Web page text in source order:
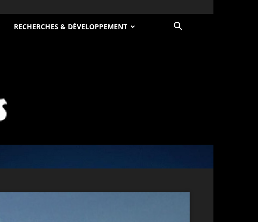
RECHERCHES & DÉVELOPPEMENT